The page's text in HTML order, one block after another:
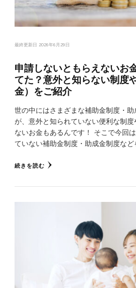
最終更新日 2026年6月29日
申請しないともらえないお
てた？意外と知らない制度
金）をご紹介
世の中にはさまざまな補助金制度・
が、意外と知られていない便利な制度
ないお金もあるんです！ そこで今回
ていない補助金制度・助成金制度な
続きを読む